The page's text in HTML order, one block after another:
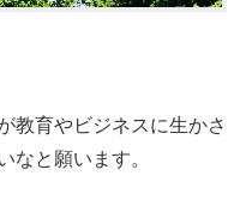
教育やビジネスに生かさ
なと願います。